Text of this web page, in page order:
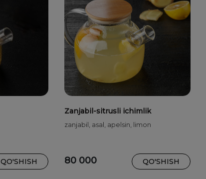
QO'SHISH
Zanjabil-sitrusli ichimlik
zanjabil, asal, apelsin, limon
80 000 QO'SHISH